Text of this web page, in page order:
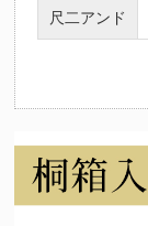
尺二アンド